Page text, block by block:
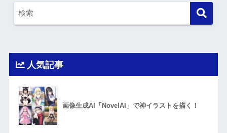
人気記事
画像生成AI「NovelAI」で神イラストを描く！